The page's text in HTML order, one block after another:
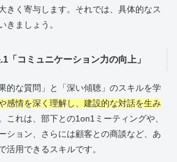
きく寄与します。それでは、具体的なス
きましょう。
「コミュニケーション力の向上」
的な質問」と「深い傾聴」のスキルを学
感情を深く理解し、建設的な対話を生み
これは、部下との1on1ミーティングや、
ション、さらには顧客との商談など、あ
活用できるスキルです。